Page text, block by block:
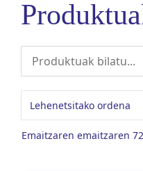
Emaitzaren emaitzaren